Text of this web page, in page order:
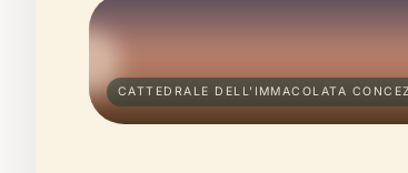
CATTEDRALE DELL'IMMACOLATA